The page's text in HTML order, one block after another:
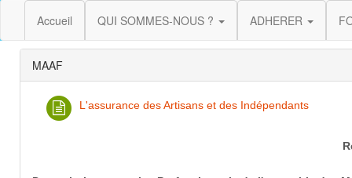
Accueil QUI SOMMES-NOUS ? ADHERER
MAAF
L'assurance des Artisans et des Indépendants